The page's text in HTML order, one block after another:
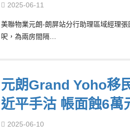
2025-06-11
美聯物業元朗-朗屏站分行助理區域經理
呎，為兩房間隔…
元朗Grand Yoho移
近平手沽 帳面蝕6萬
2025-06-10